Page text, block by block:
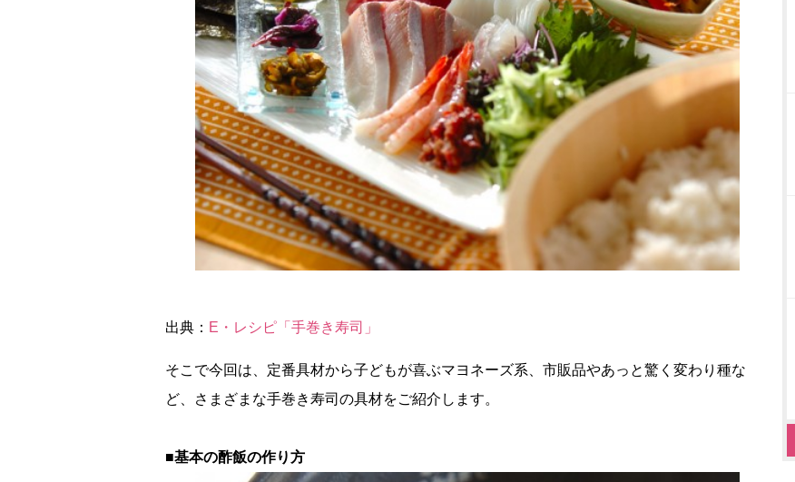
出典： E・レシピ「手巻き寿司」
そこで今回は、定番具材から子どもが喜ぶマヨネーズ系、市販品やあっと驚く変わり種な
ど、さまざまな手巻き寿司の具材をご紹介します。
■基本の酢飯の作り方